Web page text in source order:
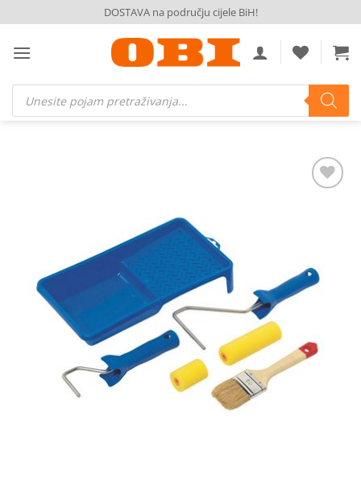
to
content
DOSTAVA na području cijele BiH!
Products
search